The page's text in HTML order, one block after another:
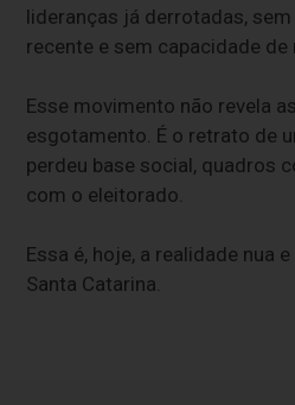
lideranças já derrotadas,
recente e sem capacidade
Esse movimento não revela
esgotamento. É o retrato de
perdeu base social, quadros
com o eleitorado.
Essa é, hoje, a realidade nua
Santa Catarina.